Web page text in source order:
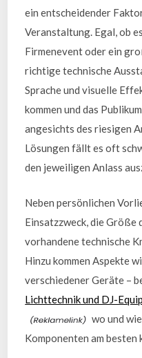
ein entscheidender
Veranstaltung. Egal, ob
Firmenevent oder ein
richtige technische
Sprache und visuelle
kommen und das
angesichts des riesigen
Lösungen fällt es oft
den jeweiligen Anlass
Neben persönlichen
Einsatzzweck, die Größe
vorhandene technische
Hinzu kommen Aspekte
verschiedener Geräte –
Lichttechnik und DJ-
wo und
Komponenten am besten